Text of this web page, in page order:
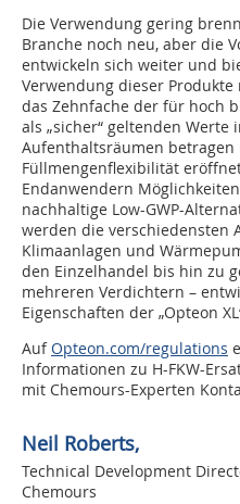
Die Verwendung gering
Branche noch neu, aber die
entwickeln sich weiter und
Verwendung dieser
das Zehnfache der für hoch
als „sicher“ geltenden Werte
Aufenthaltsräumen betragen
Füllmengenflexibilität
Endanwendern
nachhaltige Low-GWP-
werden die verschiedensten
Klimaanlagen und
den Einzelhandel bis hin zu
mehreren Verdichtern –
Eigenschaften der „Opteon
AufOpteon.com/regulations
Informationen zu H-FKW-
mit Chemours-Experten
Neil Roberts,
Technical Development
Chemours